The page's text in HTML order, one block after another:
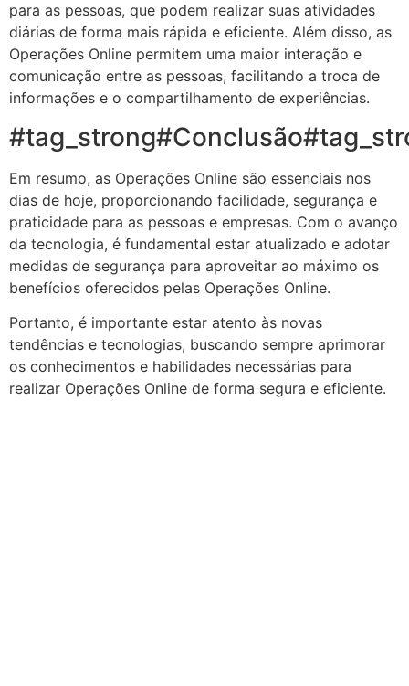
para as pessoas, que podem realizar suas atividades
diárias de forma mais rápida e eficiente. Além disso, as
Operações Online permitem uma maior interação e
comunicação entre as pessoas, facilitando a troca de
informações e o compartilhamento de experiências.
Em resumo, as Operações Online são essenciais nos
dias de hoje, proporcionando facilidade, segurança e
praticidade para as pessoas e empresas. Com o avanço
da tecnologia, é fundamental estar atualizado e adotar
medidas de segurança para aproveitar ao máximo os
benefícios oferecidos pelas Operações Online.
Portanto, é importante estar atento às novas
tendências e tecnologias, buscando sempre aprimorar
os conhecimentos e habilidades necessárias para
realizar Operações Online de forma segura e eficiente.